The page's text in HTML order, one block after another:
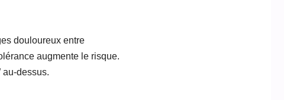
douloureux entre
augmente le risque.
au-dessus.